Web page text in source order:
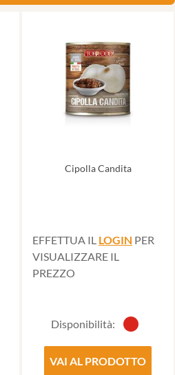
Cipolla Candita
EFFETTUA IL LOGIN PER
VISUALIZZARE IL
PREZZO
Disponibilità:
VAI AL PRODOTTO